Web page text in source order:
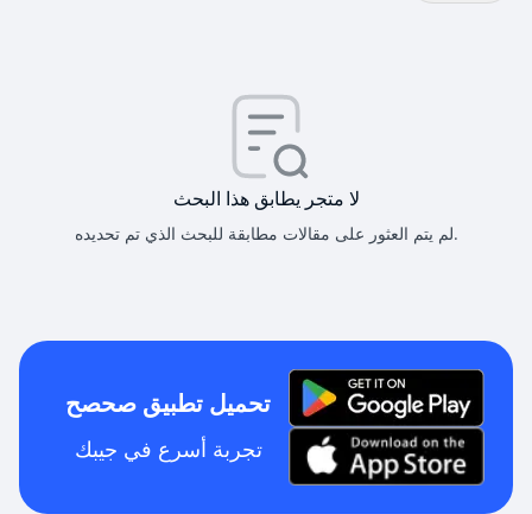
لا متجر يطابق هذا البحث
لم يتم العثور على مقالات مطابقة للبحث الذي تم تحديده.
تحميل تطبيق صحصح
تجربة أسرع في جيبك